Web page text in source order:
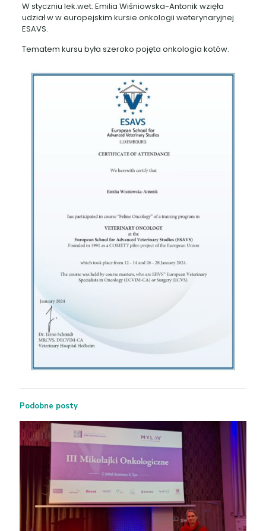
W styczniu lek.wet. Emilia Wiśniowska-Antonik wzięła
udział w w europejskim kursie onkologii weterynaryjnej
ESAVS.
Tematem kursu była szeroko pojęta onkologia kotów.
Podobne posty